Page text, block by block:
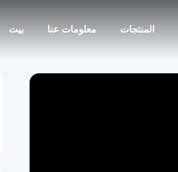
بيت معلومات عنا المنتجات